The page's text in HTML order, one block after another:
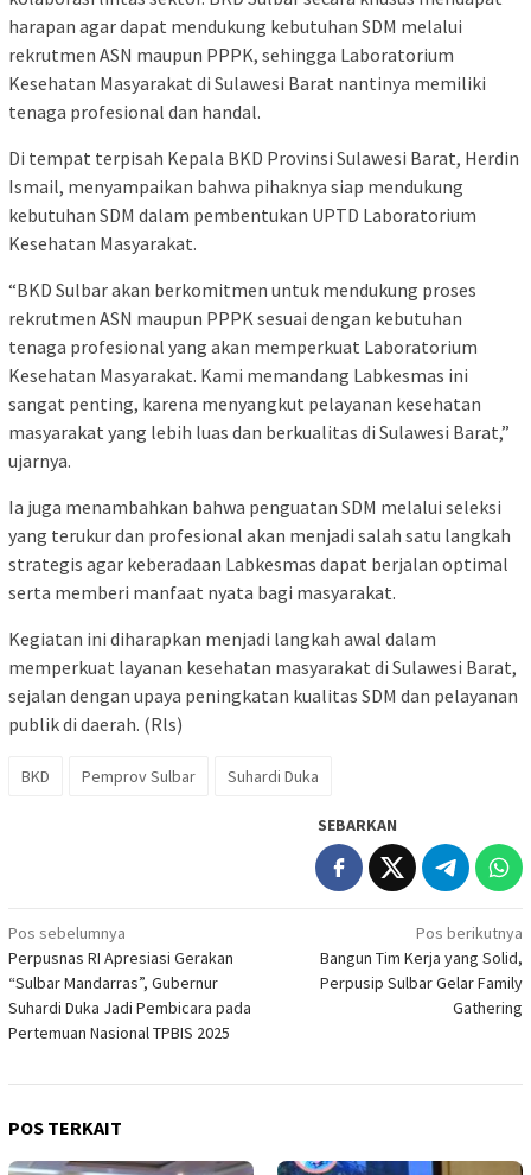
harapan agar dapat mendukung kebutuhan SDM melalui
rekrutmen ASN maupun PPPK, sehingga Laboratorium
Kesehatan Masyarakat di Sulawesi Barat nantinya memiliki
tenaga profesional dan handal.
Di tempat terpisah Kepala BKD Provinsi Sulawesi Barat, Herdin
Ismail, menyampaikan bahwa pihaknya siap mendukung
kebutuhan SDM dalam pembentukan UPTD Laboratorium
Kesehatan Masyarakat.
“BKD Sulbar akan berkomitmen untuk mendukung proses
rekrutmen ASN maupun PPPK sesuai dengan kebutuhan
tenaga profesional yang akan memperkuat Laboratorium
Kesehatan Masyarakat. Kami memandang Labkesmas ini
sangat penting, karena menyangkut pelayanan kesehatan
masyarakat yang lebih luas dan berkualitas di Sulawesi Barat,”
ujarnya.
Ia juga menambahkan bahwa penguatan SDM melalui seleksi
yang terukur dan profesional akan menjadi salah satu langkah
strategis agar keberadaan Labkesmas dapat berjalan optimal
serta memberi manfaat nyata bagi masyarakat.
Kegiatan ini diharapkan menjadi langkah awal dalam
memperkuat layanan kesehatan masyarakat di Sulawesi Barat,
sejalan dengan upaya peningkatan kualitas SDM dan pelayanan
publik di daerah. (Rls)
BKD Pemprov Sulbar Suhardi Duka
SEBARKAN
Navigasi
pos
Pos sebelumnya
Perpusnas RI Apresiasi Gerakan
“Sulbar Mandarras”, Gubernur
Suhardi Duka Jadi Pembicara pada
Pertemuan Nasional TPBIS 2025
Pos berikutnya
Bangun Tim Kerja yang Solid,
Perpusip Sulbar Gelar Family
Gathering
POS TERKAIT